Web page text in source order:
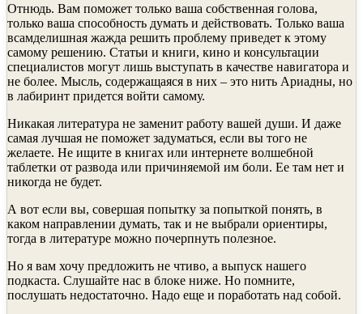
Отнюдь. Вам поможет только ваша собственная голова,
только ваша способность думать и действовать. Только ваша
всамделишная жажда решить проблему приведет к этому
самому решению. Статьи и книги, кино и консультации
специалистов могут лишь выступать в качестве навигатора и
не более. Мысль, содержащаяся в них – это нить Ариадны, но
в лабиринт придется войти самому.
Никакая литература не заменит работу вашей души. И даже
самая лучшая не поможет задуматься, если вы того не
желаете. Не ищите в книгах или интернете волшебной
таблетки от развода или причиняемой им боли. Ее там нет и
никогда не будет.
А вот если вы, совершая попытку за попыткой понять, в
каком направлении думать, так и не выбрали ориентиры,
тогда в литературе можно почерпнуть полезное.
Но я вам хочу предложить не чтиво, а выпуск нашего
подкаста. Слушайте нас в блоке ниже. Но помните,
послушать недостаточно. Надо еще и поработать над собой.